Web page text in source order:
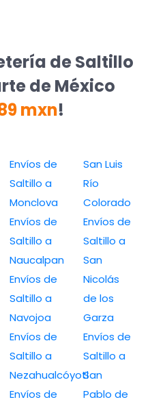
de Saltillo
de México
mxn!
Envíos de
Saltillo a
Monclova
Envíos de
Saltillo a
Naucalpan
Envíos de
Saltillo a
Navojoa
Envíos de
Saltillo a
Nezahualcóyotl
Envíos de
San Luis
Río
Colorado
Envíos de
Saltillo a
San
Nicolás
de los
Garza
Envíos de
Saltillo a
San
Pablo de